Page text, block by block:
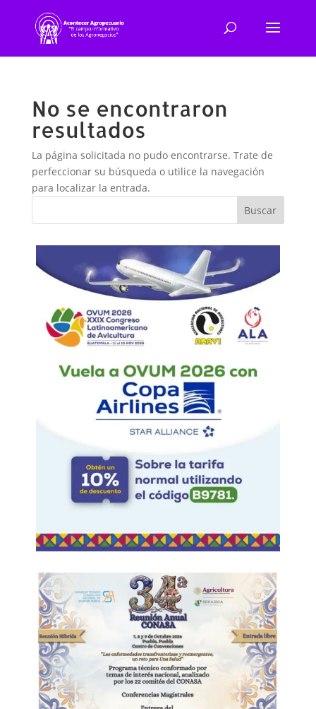
No se encontraron
resultados
La página solicitada no pudo encontrarse. Trate de
perfeccionar su búsqueda o utilice la navegación
para localizar la entrada.
Buscar